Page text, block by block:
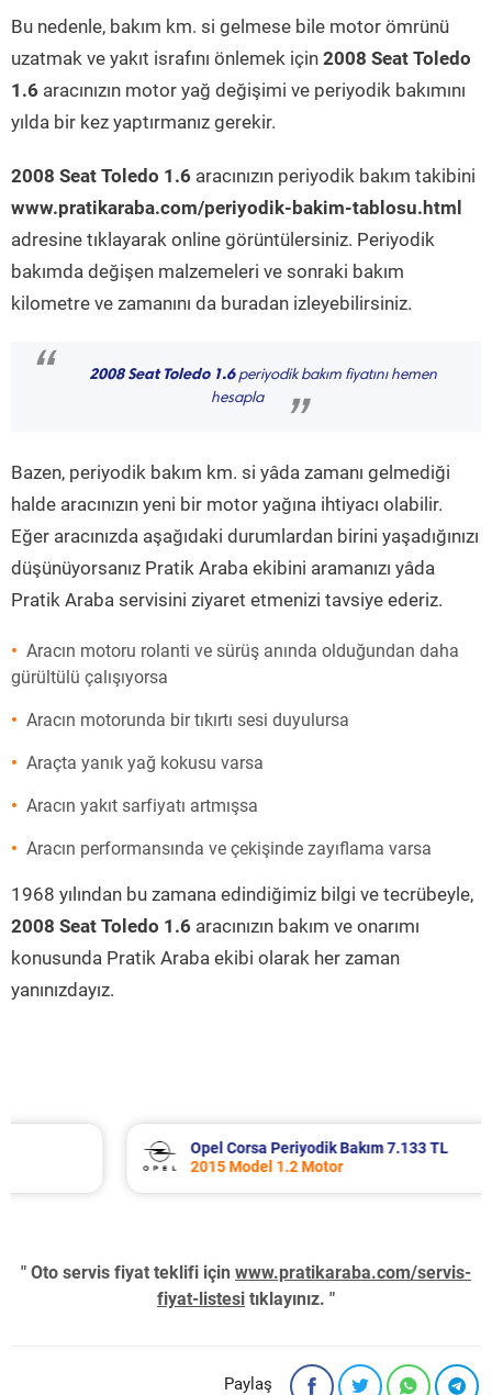
Bu nedenle, bakım km. si gelmese bile motor ömrünü
uzatmak ve yakıt israfını önlemek için 2008 Seat Toledo
1.6 aracınızın motor yağ değişimi ve periyodik bakımını
yılda bir kez yaptırmanız gerekir.
2008 Seat Toledo 1.6 aracınızın periyodik bakım takibini
www.pratikaraba.com/periyodik-bakim-tablosu.html
adresine tıklayarak online görüntülersiniz. Periyodik
bakımda değişen malzemeleri ve sonraki bakım
kilometre ve zamanını da buradan izleyebilirsiniz.
“ 2008 Seat Toledo 1.6periyodik bakım fiyatını hemen
hesapla
”
Bazen, periyodik bakım km. si yâda zamanı gelmediği
halde aracınızın yeni bir motor yağına ihtiyacı olabilir.
Eğer aracınızda aşağıdaki durumlardan birini yaşadığınızı
düşünüyorsanız Pratik Araba ekibini aramanızı yâda
Pratik Araba servisini ziyaret etmenizi tavsiye ederiz.
Aracın motoru rolanti ve sürüş anında olduğundan daha
gürültülü çalışıyorsa
Aracın motorunda bir tıkırtı sesi duyulursa
Araçta yanık yağ kokusu varsa
Aracın yakıt sarfiyatı artmışsa
Aracın performansında ve çekişinde zayıflama varsa
1968 yılından bu zamana edindiğimiz bilgi ve tecrübeyle,
2008 Seat Toledo 1.6 aracınızın bakım ve onarımı
konusunda Pratik Araba ekibi olarak her zaman
yanınızdayız.
Opel Corsa Periyodik Bakım 7.133 TL
2015 Model 1.2 Motor
" Oto servis fiyat teklifi için www.pratikaraba.com/servis-
fiyat-listesi tıklayınız. "
Paylaş